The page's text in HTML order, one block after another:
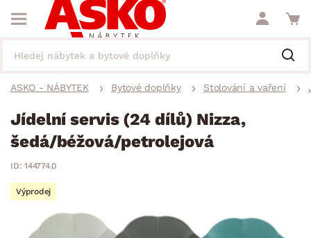
ASKO - NÁBYTEK Bytové doplňky Stolování a vaření
Jídelní servis (24 dílů) Nizza,
šedá/béžová/petrolejová
ID: 144774.0
Výprodej